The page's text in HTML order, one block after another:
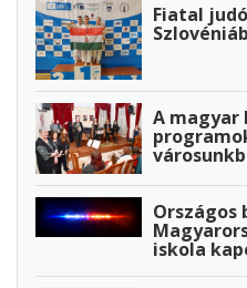
Fiatal
A magyar
Országos
iskola